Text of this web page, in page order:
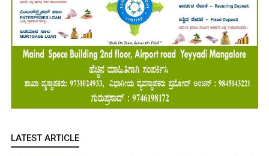
LATEST ARTICLE